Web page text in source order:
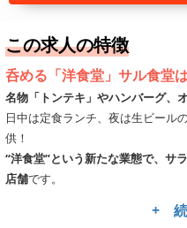
この求人の特徴
呑める「洋食堂」サル食堂
名物「トンテキ」やハンバーグ、
日中は定食ランチ、夜は生ビール
供！
“洋食堂”という新たな業態で、サ
店舗です。
「サル食堂来たら元気出るわ～！」
+ 続